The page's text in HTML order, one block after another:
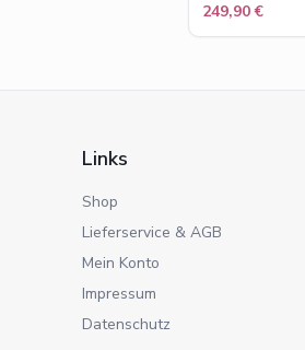
249,90 €
Links
Shop
Lieferservice & AGB
Mein Konto
Impressum
Datenschutz